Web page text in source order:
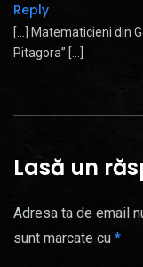
Reply
[…] Matematicieni din
Pitagora” […]
Lasă un
Adresa ta de email
sunt marcate cu *